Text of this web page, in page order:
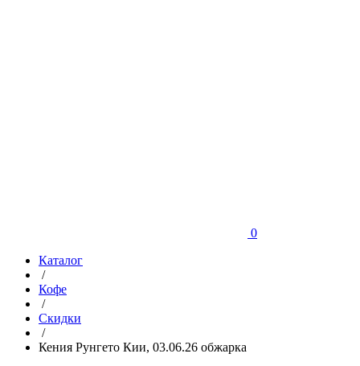
0
Каталог
/
Кофе
/
Скидки
/
Кения Рунгето Кии, 03.06.26 обжарка